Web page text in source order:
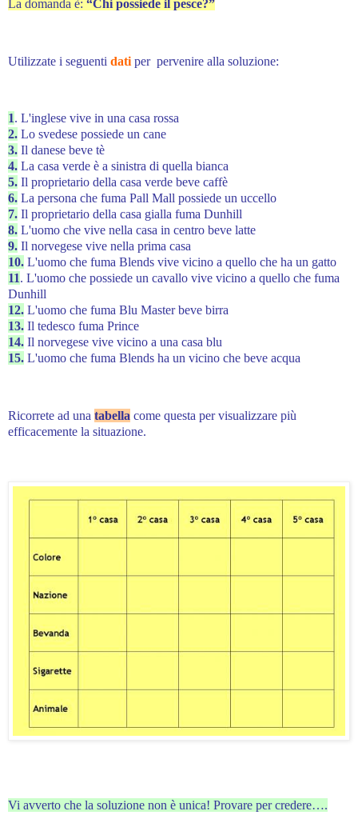
La domanda è: “Chi possiede il pesce?”
Utilizzate i seguenti dati per pervenire alla soluzione:
1. L'inglese vive in una casa rossa
2. Lo svedese possiede un cane
3. Il danese beve tè
4. La casa verde è a sinistra di quella bianca
5. Il proprietario della casa verde beve caffè
6. La persona che fuma Pall Mall possiede un uccello
7. Il proprietario della casa gialla fuma Dunhill
8. L'uomo che vive nella casa in centro beve latte
9. Il norvegese vive nella prima casa
10. L'uomo che fuma Blends vive vicino a quello che ha un gatto
11. L'uomo che possiede un cavallo vive vicino a quello che fuma
Dunhill
12. L'uomo che fuma Blu Master beve birra
13. Il tedesco fuma Prince
14. Il norvegese vive vicino a una casa blu
15. L'uomo che fuma Blends ha un vicino che beve acqua
Ricorrete ad una tabella come questa per visualizzare più
efficacemente la situazione.
Vi avverto che la soluzione non è unica! Provare per credere….